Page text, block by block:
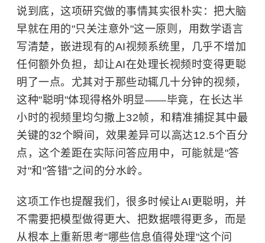
说到底，这项研究做的事情其实很朴实：把大脑
早就在用的"只关注意外"这一原则，用数学语言
写清楚，嵌进现有的AI视频系统里，几乎不增加
任何额外负担，却让AI在处理长视频时变得更聪
明了一点。尤其对于那些动辄几十分钟的视频，
这种"聪明"体现得格外明显——毕竟，在长达半
小时的视频里均匀撒上32帧，和精准捕捉其中最
关键的32个瞬间，效果差异可以高达12.5个百分
点，这个差距在实际问答应用中，可能就是"答
对"和"答错"之间的分水岭。
这项工作也提醒我们，很多时候让AI更聪明，并
不需要把模型做得更大、把数据喂得更多，而是
从根本上重新思考"哪些信息值得处理"这个问